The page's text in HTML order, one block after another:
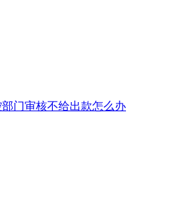
部门审核不给出款怎么办